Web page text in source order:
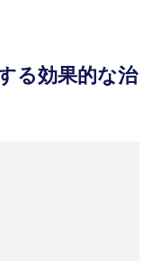
る効果的な治